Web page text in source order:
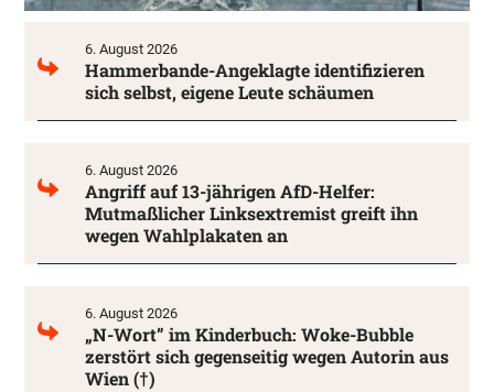
6. August 2026
Hammerbande-Angeklagte identifizieren
sich selbst, eigene Leute schäumen
6. August 2026
Angriff auf 13-jährigen AfD-Helfer:
Mutmaßlicher Linksextremist greift ihn
wegen Wahlplakaten an
6. August 2026
„N-Wort” im Kinderbuch: Woke-Bubble
zerstört sich gegenseitig wegen Autorin aus
Wien (†)